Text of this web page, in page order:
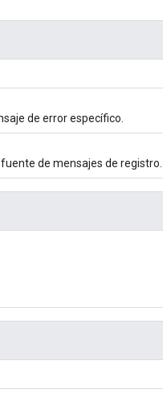
de error específico.
de mensajes de registro.